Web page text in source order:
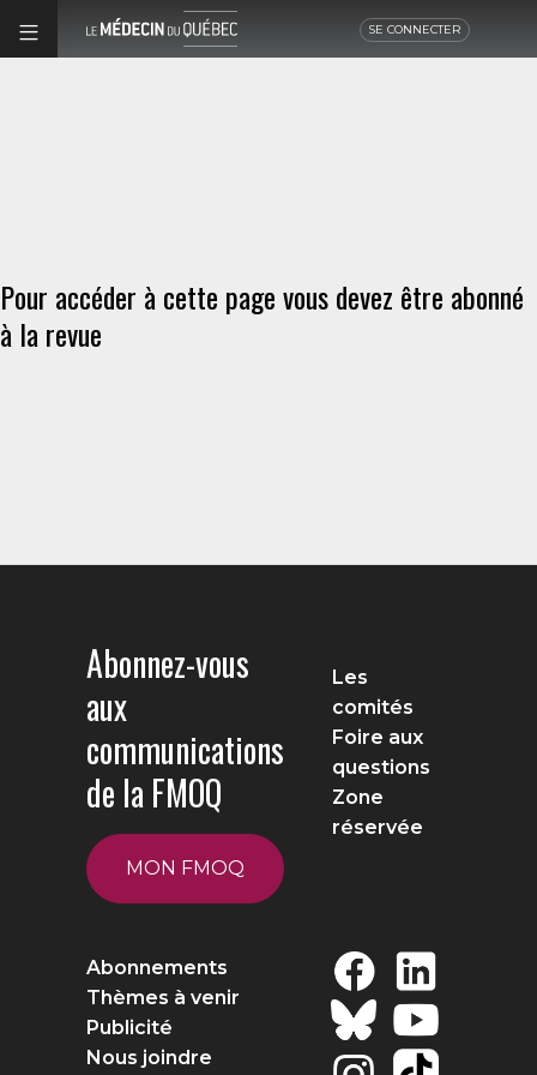
SE CONNECTER
Pour accéder à cette page vous devez être abonné
à la revue
Abonnez-vous
aux
communications
de la FMOQ
MON FMOQ
Les
comités
Foire aux
questions
Zone
réservée
Abonnements
Thèmes à venir
Publicité
Nous joindre